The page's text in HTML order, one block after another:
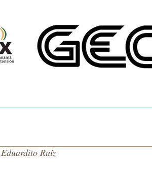
Ruíz